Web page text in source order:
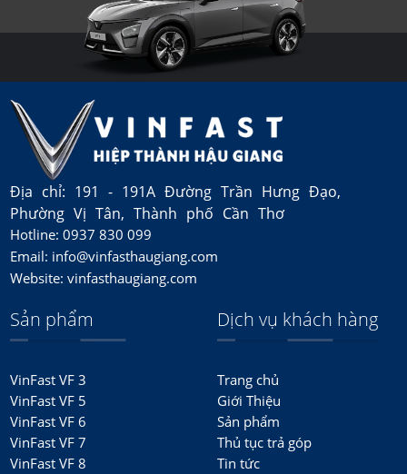
Địa chỉ: 191 - 191A Đường Trần Hưng Đạo,
Phường Vị Tân, Thành phố Cần Thơ
Hotline: 0937 830 099
Email: info@vinfasthaugiang.com
Website: vinfasthaugiang.com
Sản phẩm
VinFast VF 3
VinFast VF 5
VinFast VF 6
VinFast VF 7
VinFast VF 8
Dịch vụ khách hàng
Trang chủ
Giới Thiệu
Sản phẩm
Thủ tục trả góp
Tin tức